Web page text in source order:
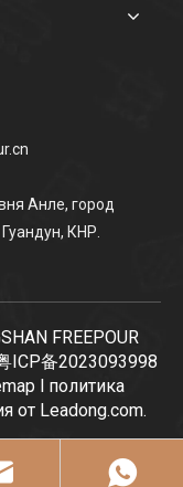
Анле, город
КНР.
FREEPOUR
ICP备2023093998
политика
от Leadong.com.